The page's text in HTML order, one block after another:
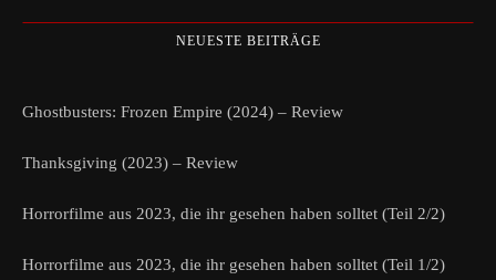
NEUESTE BEITRÄGE
Ghostbusters: Frozen Empire (2024) – Review
Thanksgiving (2023) – Review
Horrorfilme aus 2023, die ihr gesehen haben solltet (Teil 2/2)
Horrorfilme aus 2023, die ihr gesehen haben solltet (Teil 1/2)